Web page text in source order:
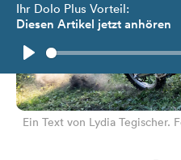
Ihr Dolo Plus Vorteil:
Diesen Artikel jetzt anhören
Play
Ein Text von Lydia Tegischer.